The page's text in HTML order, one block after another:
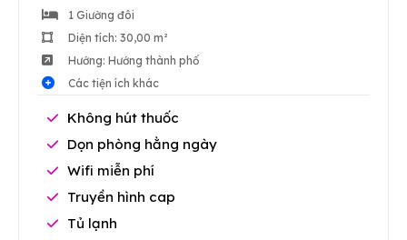
1 Giường đôi
Diện tích: 30,00 m²
Hướng: Hướng thành phố
Các tiện ích khác
Không hút thuốc
Dọn phòng hằng ngày
Wifi miễn phí
Truyền hình cap
Tủ lạnh